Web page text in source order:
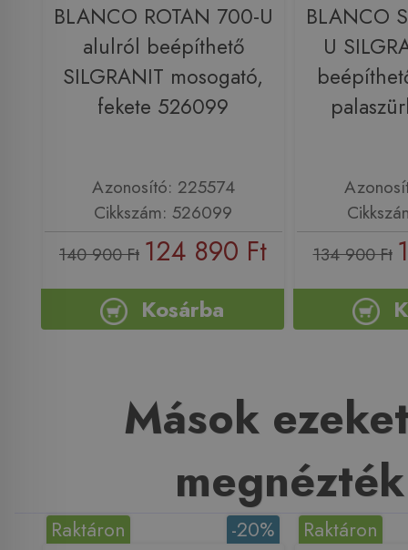
BLANCO ROTAN 700-U
alulról beépíthető
SILGRANIT mosogató,
fekete 526099
Azonosító: 225574
Cikkszám: 526099
140 900 Ft 124 890 Ft
Kosárba
BLANCO
U
134 900 Ft
Mások
megnézték
-20%
Raktáron Raktáron